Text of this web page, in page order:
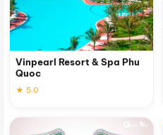
Vinpearl Resort & Spa Phu
Quoc
★ 5.0